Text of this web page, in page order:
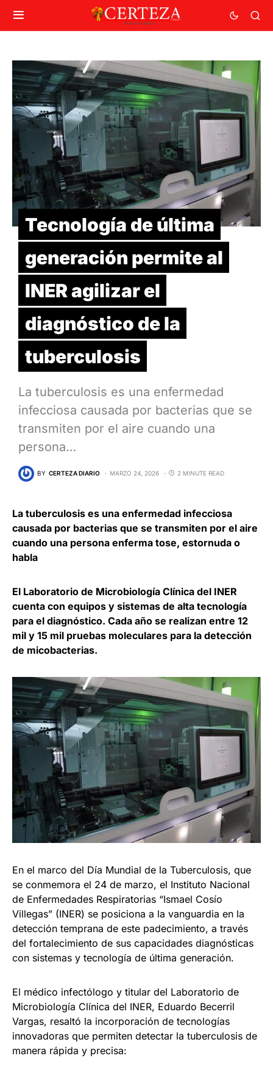
Tecnología de última
generación permite al
INER agilizar el
diagnóstico de la
tuberculosis
La tuberculosis es una enfermedad
infecciosa causada por bacterias que se
transmiten por el aire cuando una
persona…
BY CERTEZA DIARIO MARZO 24, 2026 2 MINUTE READ
La tuberculosis es una enfermedad infecciosa
causada por bacterias que se transmiten por el aire
cuando una persona enferma tose, estornuda o
habla
El Laboratorio de Microbiología Clínica del INER
cuenta con equipos y sistemas de alta tecnología
para el diagnóstico. Cada año se realizan entre 12
mil y 15 mil pruebas moleculares para la detección
de micobacterias.
En el marco del Día Mundial de la Tuberculosis, que
se conmemora el 24 de marzo, el Instituto Nacional
de Enfermedades Respiratorias “Ismael Cosío
Villegas” (INER) se posiciona a la vanguardia en la
detección temprana de este padecimiento, a través
del fortalecimiento de sus capacidades diagnósticas
con sistemas y tecnología de última generación.
El médico infectólogo y titular del Laboratorio de
Microbiología Clínica del INER, Eduardo Becerril
Vargas, resaltó la incorporación de tecnologías
innovadoras que permiten detectar la tuberculosis de
manera rápida y precisa: